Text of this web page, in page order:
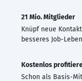
21 Mio. Mitglieder
Knüpf neue
besseres Job-
Kostenlos
Schon als Basis-